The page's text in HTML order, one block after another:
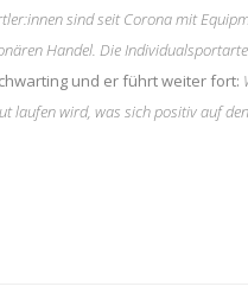
sind seit Corona mit
Handel. Die
und er führt weiter fort:
laufen wird, was sich positiv auf